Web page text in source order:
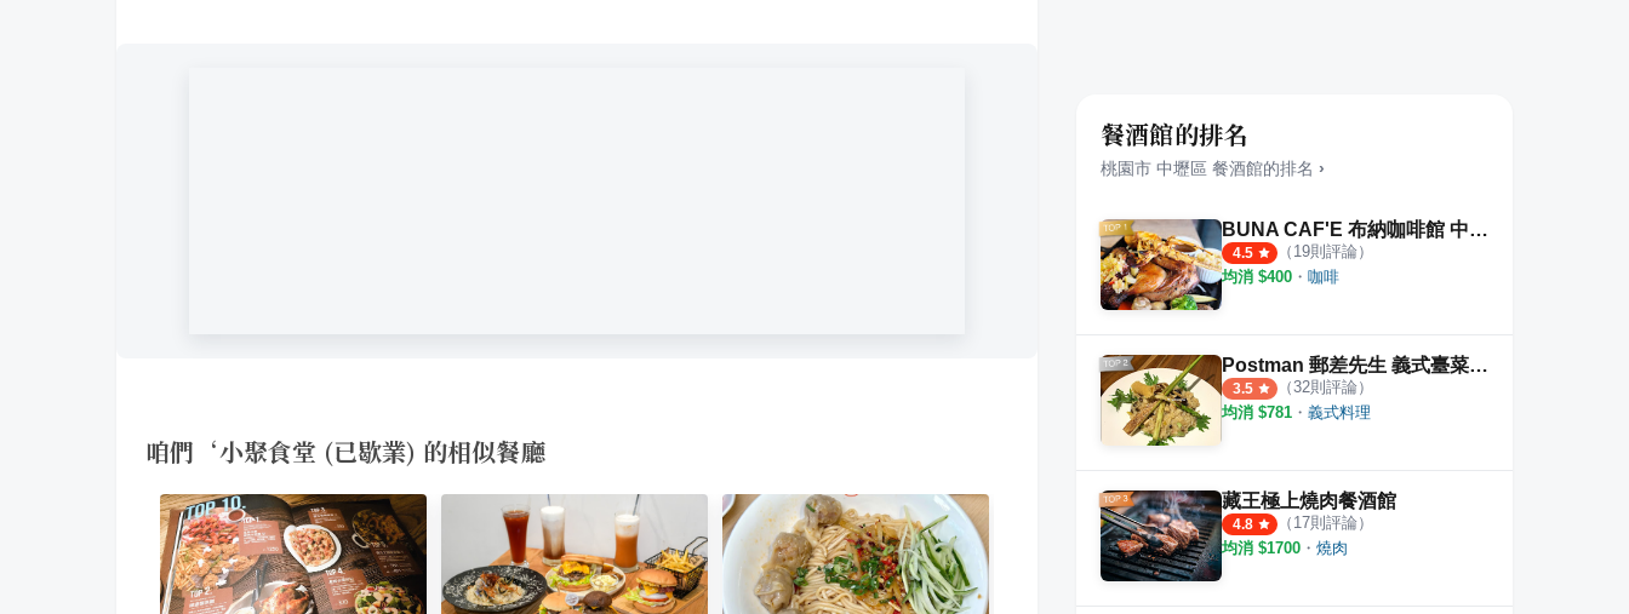
咱們‘小聚食堂 (已歇業) 的相似餐廳
餐酒館的排名
桃園市 中壢區 餐酒館的排名 ›
BUNA CAF'E 布納咖啡館 中壢店
4.5 （ 19則評論）
均消 $400 ・ 咖啡
Postman 郵差先生 義式臺菜小餐館 義式餐酒館
3.5 （32則評論）
均消 $781 ・ 義式料理
藏王極上燒肉餐酒館
4.8 （ 17則評論）
均消 $1700 ・ 燒肉